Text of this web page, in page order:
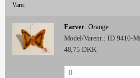
Varer
Farver: Orange
Model/Varenr.: ID 9410-
48,75 DKK